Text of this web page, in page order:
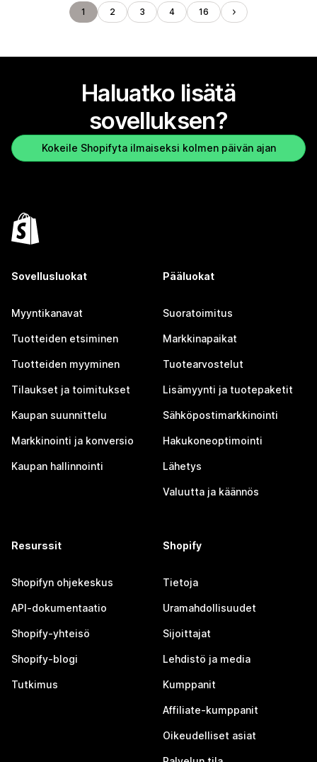
1 2 3 4 16
Haluatko lisätä
sovelluksen?
Kokeile Shopifyta ilmaiseksi kolmen päivän ajan
Sovellusluokat
Myyntikanavat
Tuotteiden etsiminen
Tuotteiden myyminen
Tilaukset ja toimitukset
Kaupan suunnittelu
Markkinointi ja konversio
Kaupan hallinnointi
Pääluokat
Suoratoimitus
Markkinapaikat
Tuotearvostelut
Lisämyynti ja tuotepaketit
Sähköpostimarkkinointi
Hakukoneoptimointi
Lähetys
Valuutta ja käännös
Resurssit
Shopifyn ohjekeskus
API-dokumentaatio
Shopify-yhteisö
Shopify-blogi
Tutkimus
Shopify
Tietoja
Uramahdollisuudet
Sijoittajat
Lehdistö ja media
Kumppanit
Affiliate-kumppanit
Oikeudelliset asiat